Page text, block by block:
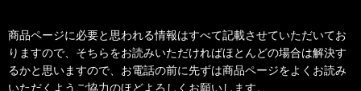
商品ページに必要と思われる情報はすべて記載させていただいてお
りますので、そちらをお読みいただければほとんどの場合は解決す
るかと思いますので、お電話の前に先ずは商品ページをよくお読み
いただくようご協力のほどよろしくお願いします。